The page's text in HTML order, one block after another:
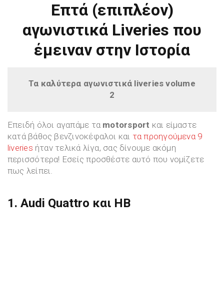
Επτά (επιπλέον)
αγωνιστικά Liveries που
έμειναν στην Ιστορία
Τα καλύτερα αγωνιστικά liveries volume
2
Επειδή όλοι αγαπάμε τα motorsport και είμαστε
κατά βάθος βενζινοκέφαλοι και τα προηγούμενα 9
liveries ήταν τελικά λίγα, σας δίνουμε ακόμη
περισσότερα! Εσείς προσθέστε αυτό που νομίζετε
πως λείπει.
1. Audi Quattro και HB